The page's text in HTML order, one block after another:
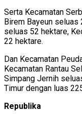
Serta Kecamatan
Birem Bayeun seluas
seluas 52 hektare,
22 hektare.
Dan Kecamatan
Kecamatan Rantau
Simpang Jernih
Timur dengan luas
Republika